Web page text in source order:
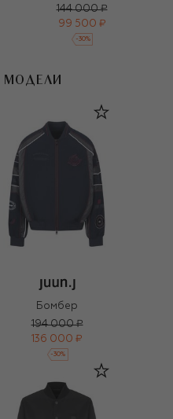
144 000 ₽
99 500 ₽
-30%
МОДЕЛИ
Бомбер
194 000 ₽
136 000 ₽
-30%